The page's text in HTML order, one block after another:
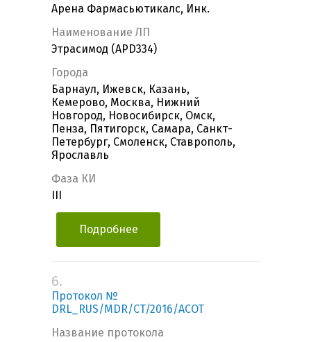
Арена Фармасьютикалс, Инк.
Наименование ЛП
Этрасимод (APD334)
Города
Барнаул, Ижевск, Казань,
Кемерово, Москва, Нижний
Новгород, Новосибирск, Омск,
Пенза, Пятигорск, Самара, Санкт-
Петербург, Смоленск, Ставрополь,
Ярославль
Фаза КИ
Подробнее
6.
Протокол №
DRL_RUS/MDR/CT/2016/ACOT
Название протокола